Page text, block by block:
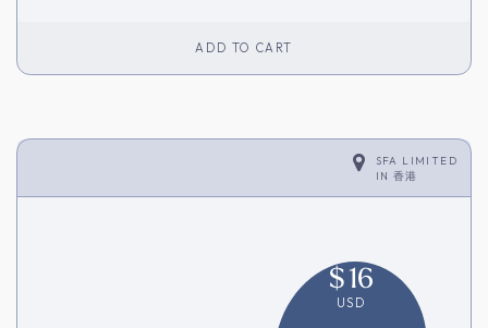
ADD TO CART
SFA LIMITED
IN 香港
$16
USD